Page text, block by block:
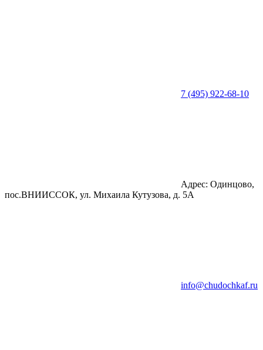
7 (495) 922-68-10
Адрес: Одинцово,
пос.ВНИИССОК, ул. Михаила Кутузова, д. 5А
info@chudochkaf.ru